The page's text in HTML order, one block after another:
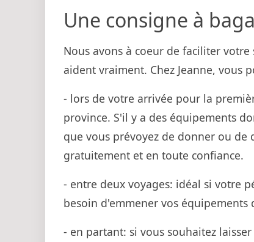
Une consigne à
Nous avons à coeur de faciliter
aident vraiment. Chez Jeanne, vous
- lors de votre arrivée pour la
province. S'il y a des équipements
que vous prévoyez de donner ou de
gratuitement et en toute confiance.
- entre deux voyages: idéal si votre
besoin d'emmener vos
- en partant: si vous souhaitez